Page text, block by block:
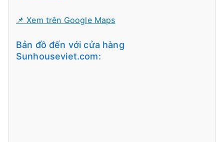
📌 Xem trên Google Maps
Bản đồ đến với cửa hàng
Sunhouseviet.com: